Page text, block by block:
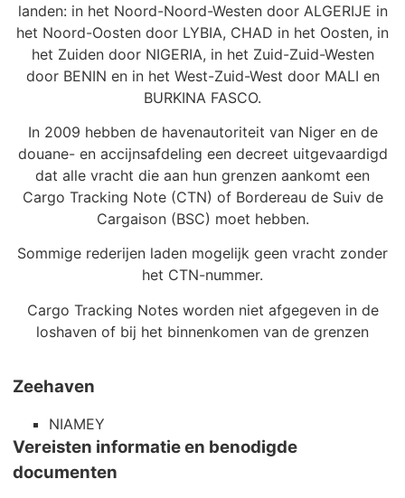
landen: in het Noord-Noord-Westen door ALGERIJE in
het Noord-Oosten door LYBIA, CHAD in het Oosten, in
het Zuiden door NIGERIA, in het Zuid-Zuid-Westen
door BENIN en in het West-Zuid-West door MALI en
BURKINA FASCO.
In 2009 hebben de havenautoriteit van Niger en de
douane- en accijnsafdeling een decreet uitgevaardigd
dat alle vracht die aan hun grenzen aankomt een
Cargo Tracking Note (CTN) of Bordereau de Suiv de
Cargaison (BSC) moet hebben.
Sommige rederijen laden mogelijk geen vracht zonder
het CTN-nummer.
Cargo Tracking Notes worden niet afgegeven in de
loshaven of bij het binnenkomen van de grenzen
Zeehaven
NIAMEY
Vereisten informatie en benodigde
documenten